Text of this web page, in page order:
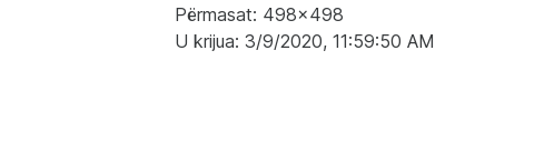
Përmasat: 498x498
U krijua: 3/9/2020, 11:59:50 AM